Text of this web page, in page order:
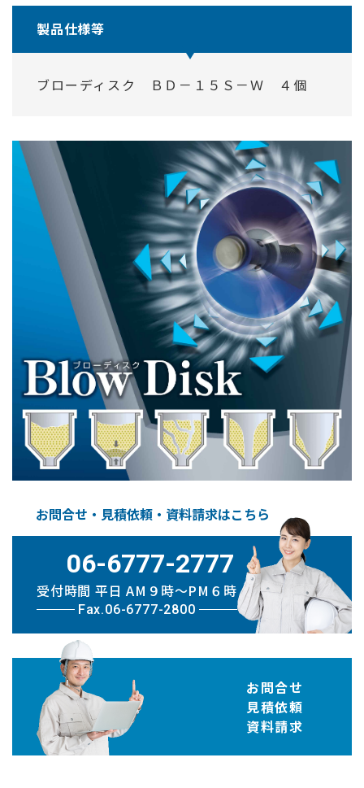
製品仕様等
ブローディスク ＢＤ－１５Ｓ－Ｗ ４個
お問合せ・見積依頼・資料請求はこちら
06-6777-2777
受付時間 平日 AM９時〜PM６時
Fax.06-6777-2800
お問合せ
見積依頼
資料請求